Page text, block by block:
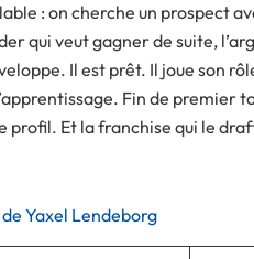
: on cherche un prospect
qui veut gagner de suite,
Il est prêt. Il joue son
Fin de premier
profil. Et la franchise qui le
Yaxel Lendeborg